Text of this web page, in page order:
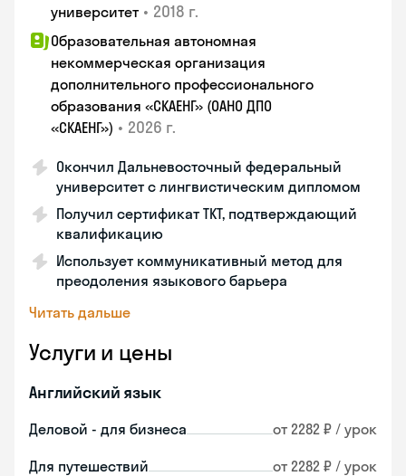
университет • 2018 г.
Образовательная автономная
некоммерческая организация
дополнительного профессионального
образования «СКАЕНГ» (ОАНО ДПО
«СКАЕНГ») • 2026 г.
Окончил Дальневосточный федеральный
университет с лингвистическим дипломом
Получил сертификат TKT, подтверждающий
квалификацию
Использует коммуникативный метод для
преодоления языкового барьера
Читать дальше
Услуги и цены
Английский язык
Деловой - для бизнеса от 2282 ₽ / урок
Для путешествий от 2282 ₽ / урок